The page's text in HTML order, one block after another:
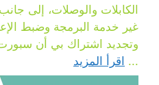
الكابلات والوصلات، إلى
غير خدمة البرمجة وضبط
وتجديد اشتراك بي أن
... اقرأ المزيد